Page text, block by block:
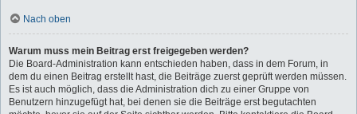
Nach oben
Warum muss mein Beitrag erst freigegeben werden?
Die Board-Administration kann entschieden haben, dass in dem Forum, in
dem du einen Beitrag erstellt hast, die Beiträge zuerst geprüft werden müssen.
Es ist auch möglich, dass die Administration dich zu einer Gruppe von
Benutzern hinzugefügt hat, bei denen sie die Beiträge erst begutachten